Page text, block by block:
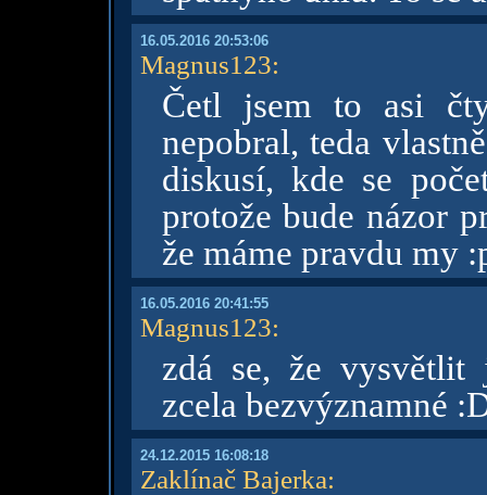
16.05.2016 20:53:06
Magnus123:
Četl jsem to asi
nepobral, teda
diskusí, kde se
protože bude názor
že máme pravdu my
16.05.2016 20:41:55
Magnus123:
zdá se, že
zcela bezvýznamné
24.12.2015 16:08:18
Zaklínač Bajerka: